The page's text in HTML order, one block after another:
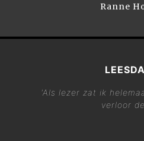
Ranne
'Als lezer zat ik
verloor